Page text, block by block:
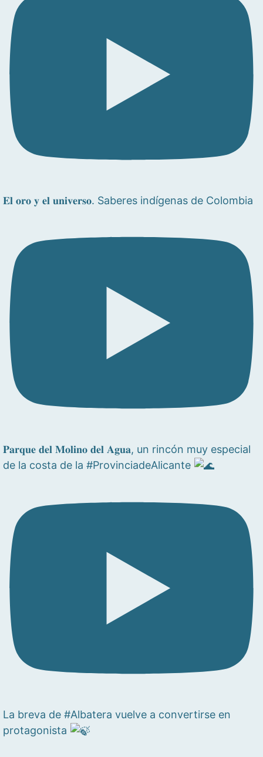
𝐄𝐥 𝐨𝐫𝐨 𝐲 𝐞𝐥 𝐮𝐧𝐢𝐯𝐞𝐫𝐬𝐨. Saberes indígenas de Colombia
𝐏𝐚𝐫𝐪𝐮𝐞 𝐝𝐞𝐥 𝐌𝐨𝐥𝐢𝐧𝐨 𝐝𝐞𝐥 𝐀𝐠𝐮𝐚, un rincón muy especial
de la costa de la #ProvinciadeAlicante
La breva de #Albatera vuelve a convertirse en
protagonista